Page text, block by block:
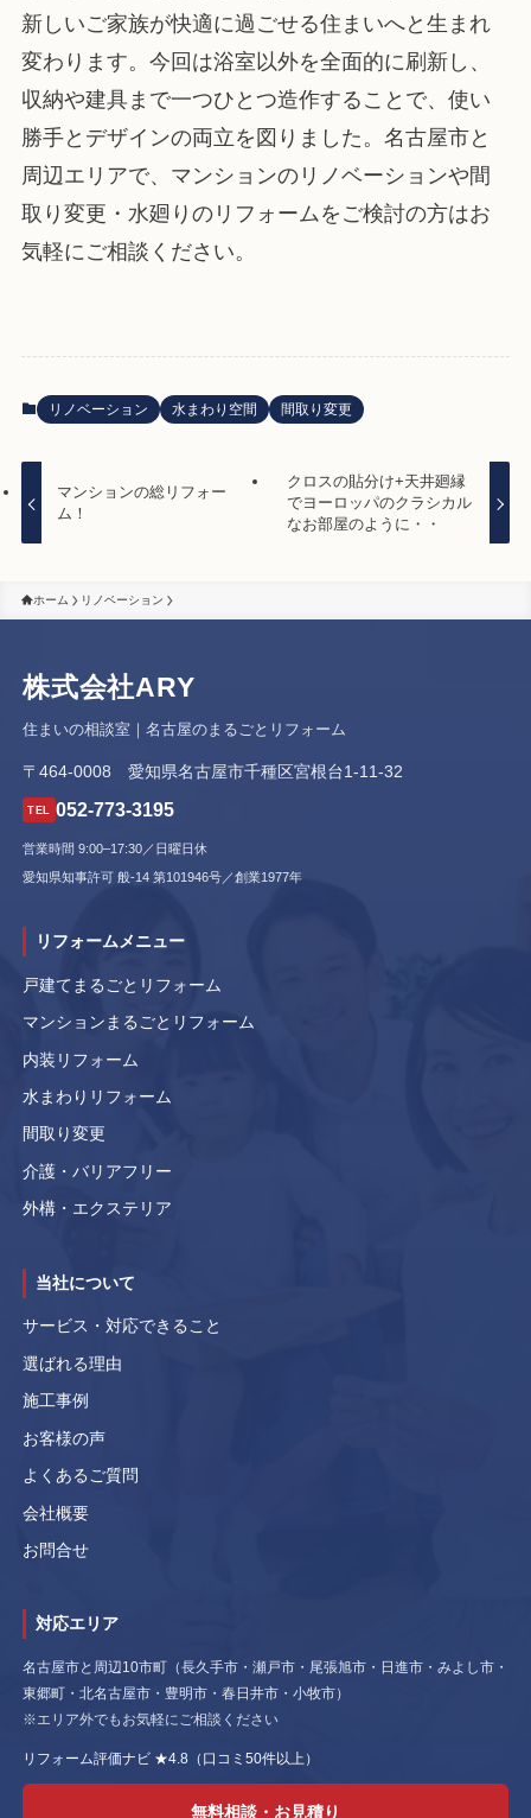
新しいご家族が快適に過ごせる住まいへと生まれ
変わります。今回は浴室以外を全面的に刷新し、
収納や建具まで一つひとつ造作することで、使い
勝手とデザインの両立を図りました。名古屋市と
周辺エリアで、マンションのリノベーションや間
取り変更・水廻りのリフォームをご検討の方はお
気軽にご相談ください。
リノベーション 水まわり空間 間取り変更
マンションの総リフォー
ム！
クロスの貼分け+天井廻縁
でヨーロッパのクラシカル
なお部屋のように・・
ホーム リノベーション
株式会社ARY
住まいの相談室｜名古屋のまるごとリフォーム
〒464-0008 愛知県名古屋市千種区宮根台1-11-32
TEL 052-773-3195
営業時間 9:00–17:30／日曜日休
愛知県知事許可 般-14 第101946号／創業1977年
リフォームメニュー
戸建てまるごとリフォーム
マンションまるごとリフォーム
内装リフォーム
水まわりリフォーム
間取り変更
介護・バリアフリー
外構・エクステリア
当社について
サービス・対応できること
選ばれる理由
施工事例
お客様の声
よくあるご質問
会社概要
お問合せ
対応エリア
名古屋市と周辺10市町（長久手市・瀬戸市・尾張旭市・日進市・みよし市・
東郷町・北名古屋市・豊明市・春日井市・小牧市）
※エリア外でもお気軽にご相談ください
リフォーム評価ナビ ★4.8（口コミ50件以上）
無料相談・お見積り